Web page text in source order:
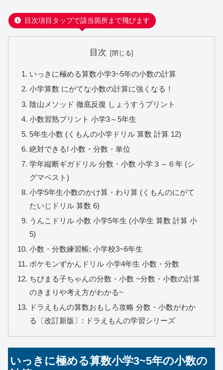
目次項目タップで該当箇所まで飛びます
目次
いっきに極める算数小学3~5年の小数の計算
小学算数 にがてな小数の計算に強くなる！
陰山メソッド 徹底反復 しょうすうプリント
小数習熟プリント 小学3～5年生
5年生小数 (くもんの小学ドリル 算数 計算 12)
絶対できる! 小数・分数・単位
学年縦断ギガドリル 分数・小数 小学３～６年 (シ
グマベスト)
小学5年生小数のかけ算・わり算 (くもんのにがて
たいじドリル 算数 6)
うんこドリル 小数 小学5年生 (小学生 算数 計算 小
5)
小数・分数練習帳: 小学校3~6年生
ポケモンずかんドリル 小学4年生 小数・分数
ちびまる子ちゃんの分数・小数 ~分数・小数の計算
のきまりや考え方がわかる~
ドラえもんの算数おもしろ攻略 分数・小数がわか
る〔改訂新版〕: ドラえもんの学習シリーズ
いっきに極める算数小学3~5年の小数の